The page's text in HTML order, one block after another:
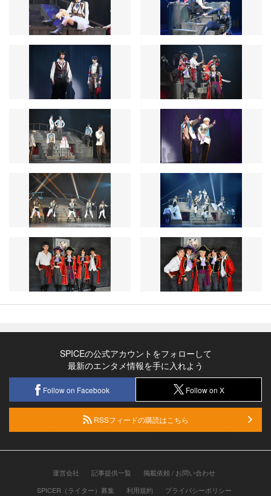
SPICEの公式アカウントをフォローして
最新のエンタメ情報を手に入れよう
Follow on Facebook Follow on X
RSSフィードの購読はこちら
運営会社 記事提供一覧
掲載依頼 / お問い合わせ
SPICER（ライター）募集
利用規約 プライバシーポリシー